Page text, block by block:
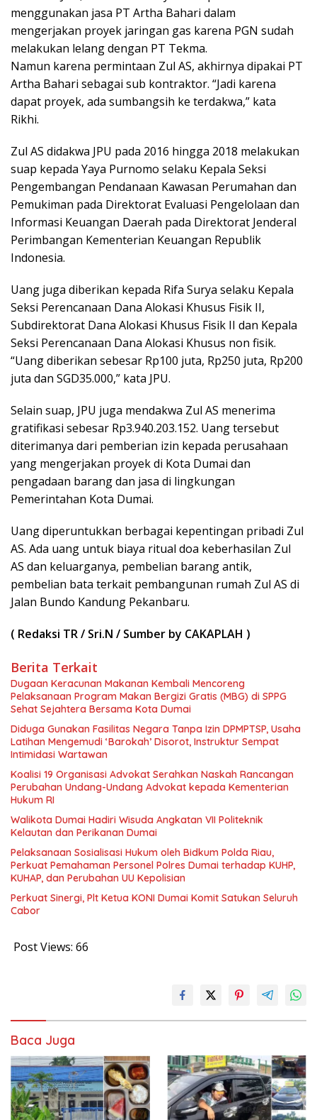
menggunakan jasa PT Artha Bahari dalam
mengerjakan proyek jaringan gas karena PGN sudah
melakukan lelang dengan PT Tekma.
Namun karena permintaan Zul AS, akhirnya dipakai PT
Artha Bahari sebagai sub kontraktor. “Jadi karena
dapat proyek, ada sumbangsih ke terdakwa,” kata
Rikhi.
Zul AS didakwa JPU pada 2016 hingga 2018 melakukan
suap kepada Yaya Purnomo selaku Kepala Seksi
Pengembangan Pendanaan Kawasan Perumahan dan
Pemukiman pada Direktorat Evaluasi Pengelolaan dan
Informasi Keuangan Daerah pada Direktorat Jenderal
Perimbangan Kementerian Keuangan Republik
Indonesia.
Uang juga diberikan kepada Rifa Surya selaku Kepala
Seksi Perencanaan Dana Alokasi Khusus Fisik II,
Subdirektorat Dana Alokasi Khusus Fisik II dan Kepala
Seksi Perencanaan Dana Alokasi Khusus non fisik.
“Uang diberikan sebesar Rp100 juta, Rp250 juta, Rp200
juta dan SGD35.000,” kata JPU.
Selain suap, JPU juga mendakwa Zul AS menerima
gratifikasi sebesar Rp3.940.203.152. Uang tersebut
diterimanya dari pemberian izin kepada perusahaan
yang mengerjakan proyek di Kota Dumai dan
pengadaan barang dan jasa di lingkungan
Pemerintahan Kota Dumai.
Uang diperuntukkan berbagai kepentingan pribadi Zul
AS. Ada uang untuk biaya ritual doa keberhasilan Zul
AS dan keluarganya, pembelian barang antik,
pembelian bata terkait pembangunan rumah Zul AS di
Jalan Bundo Kandung Pekanbaru.
( Redaksi TR / Sri.N / Sumber by CAKAPLAH )
Berita Terkait
Dugaan Keracunan Makanan Kembali Mencoreng
Pelaksanaan Program Makan Bergizi Gratis (MBG) di SPPG
Sehat Sejahtera Bersama Kota Dumai
Diduga Gunakan Fasilitas Negara Tanpa Izin DPMPTSP, Usaha
Latihan Mengemudi ‘Barokah’ Disorot, Instruktur Sempat
Intimidasi Wartawan
Koalisi 19 Organisasi Advokat Serahkan Naskah Rancangan
Perubahan Undang-Undang Advokat kepada Kementerian
Hukum RI
Walikota Dumai Hadiri Wisuda Angkatan VII Politeknik
Kelautan dan Perikanan Dumai
Pelaksanaan Sosialisasi Hukum oleh Bidkum Polda Riau,
Perkuat Pemahaman Personel Polres Dumai terhadap KUHP,
KUHAP, dan Perubahan UU Kepolisian
Perkuat Sinergi, Plt Ketua KONI Dumai Komit Satukan Seluruh
Cabor
Post Views: 66
Baca Juga